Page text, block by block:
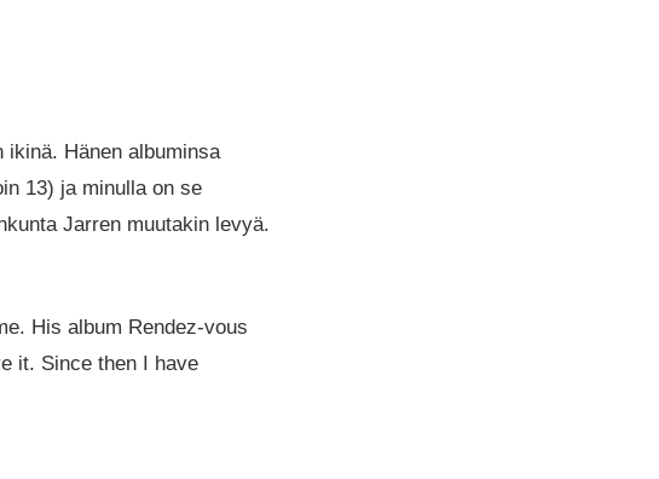
ikinä. Hänen albuminsa
13) ja minulla on se
Jarren muutakin levyä.
His album Rendez-vous
it. Since then I have